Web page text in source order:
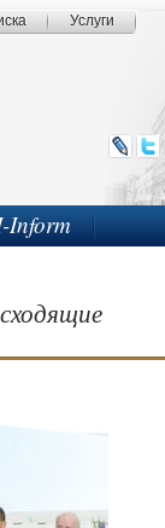
Услуги
Inform